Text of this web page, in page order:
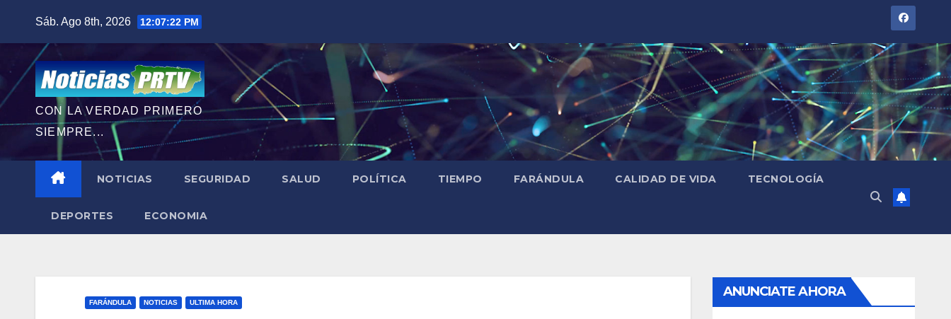
contenido
Sáb. Ago 8th, 2026 12:07:24 PM
CON LA VERDAD PRIMERO
SIEMPRE...
NOTICIAS SEGURIDAD SALUD POLÍTICA TIEMPO FARÁNDULA CALIDAD DE VIDA TECNOLOGÍA
DEPORTES ECONOMIA
FARÁNDULA NOTICIAS ULTIMA HORA
ANUNCIATE AHORA